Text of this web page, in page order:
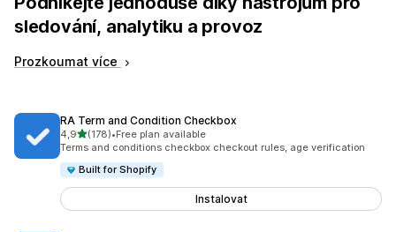
sledování, analytiku a provoz
Prozkoumat více
RA Term and Condition Checkbox
4,9z 5 hvězd
(178)
Celkový počet recenzí: 178
•Free plan available
Terms and conditions checkbox checkout rules, age verification
Built for Shopify
Instalovat